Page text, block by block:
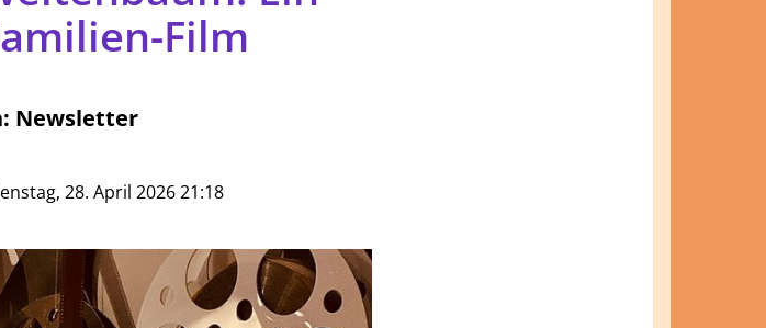
Film
Newsletter
28. April 2026 21:18